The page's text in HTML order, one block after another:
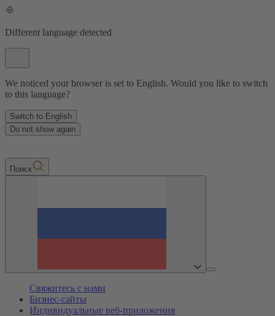
Different language detected
We noticed your browser is set to English. Would you like to switch
to this language?
Switch to English
Do not show again
Пoиск
Свяжитесь с нами
Бизнес-сайты
Индивидуальные веб-приложения